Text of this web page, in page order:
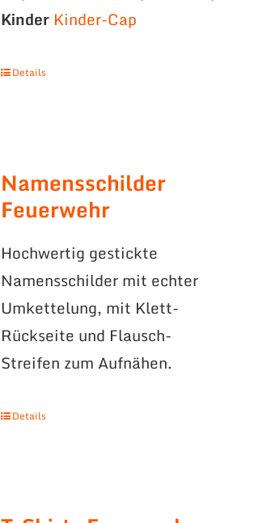
Kinder Kinder-Cap
Details
Namensschilder
Feuerwehr
Hochwertig gestickte
Namensschilder mit echter
Umkettelung, mit Klett-
Rückseite und Flausch-
Streifen zum Aufnähen.
Details